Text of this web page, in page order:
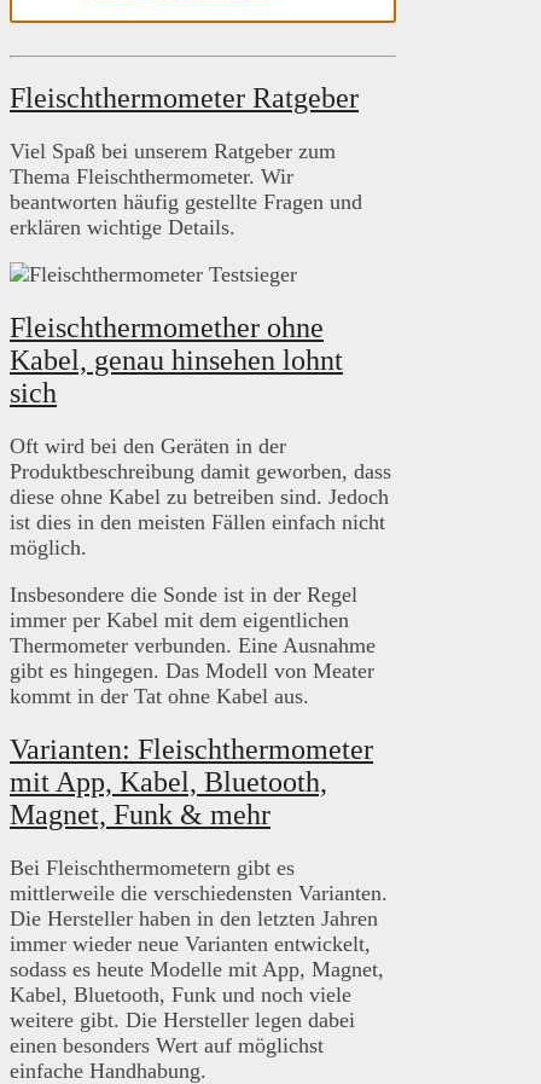
Fleischthermometer Ratgeber
Viel Spaß bei unserem Ratgeber zum
Thema Fleischthermometer. Wir
beantworten häufig gestellte Fragen und
erklären wichtige Details.
Fleischthermomether ohne
Kabel, genau hinsehen lohnt
sich
Oft wird bei den Geräten in der
Produktbeschreibung damit geworben, dass
diese ohne Kabel zu betreiben sind. Jedoch
ist dies in den meisten Fällen einfach nicht
möglich.
Insbesondere die Sonde ist in der Regel
immer per Kabel mit dem eigentlichen
Thermometer verbunden. Eine Ausnahme
gibt es hingegen. Das Modell von Meater
kommt in der Tat ohne Kabel aus.
Varianten: Fleischthermometer
mit App, Kabel, Bluetooth,
Magnet, Funk & mehr
Bei Fleischthermometern gibt es
mittlerweile die verschiedensten Varianten.
Die Hersteller haben in den letzten Jahren
immer wieder neue Varianten entwickelt,
sodass es heute Modelle mit App, Magnet,
Kabel, Bluetooth, Funk und noch viele
weitere gibt. Die Hersteller legen dabei
einen besonders Wert auf möglichst
einfache Handhabung.